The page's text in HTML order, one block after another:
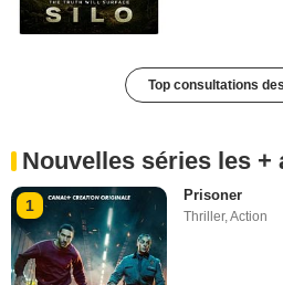
Top consultations
Nouvelles séries les +
1
Prisoner
Thriller,Action